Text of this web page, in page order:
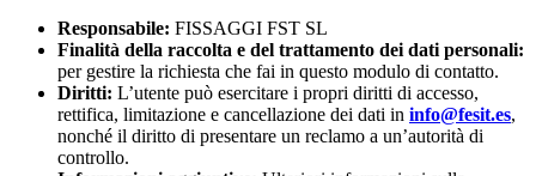
Responsabile: FISSAGGI FST SL
Finalità della raccolta e del trattamento dei dati personali:
per gestire la richiesta che fai in questo modulo di contatto.
Diritti: L’utente può esercitare i propri diritti di accesso,
rettifica, limitazione e cancellazione dei dati in info@fesit.es,
nonché il diritto di presentare un reclamo a un’autorità di
controllo.